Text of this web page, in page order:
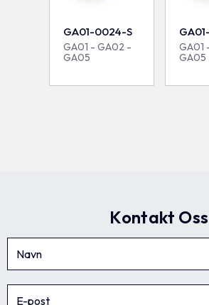
GA01-0024-S
GA01 - GA02 -
GA05
GA01
GA05
Kontakt Oss